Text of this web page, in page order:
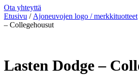
Ota yhteyttä
Etusivu / Ajoneuvojen logo / merkkituotteet
– Collegehousut
Lasten Dodge –